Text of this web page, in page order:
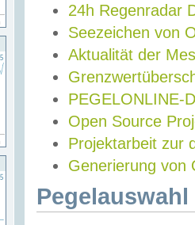
24h Regenradar
Seezeichen von
Aktualität der
PEGELONLINE-
Open Source
Projektarbeit zur
Generierung von